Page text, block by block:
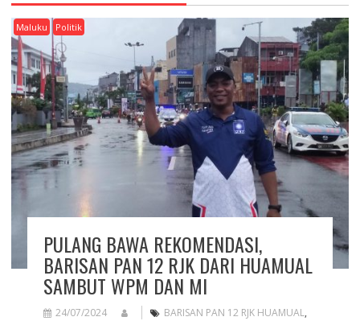
Maluku Politik
PULANG BAWA REKOMENDASI,
BARISAN PAN 12 RJK DARI HUAMUAL
SAMBUT WPM DAN MI
24/07/2024 BARISAN PAN 12 RJK HUAMUAL,